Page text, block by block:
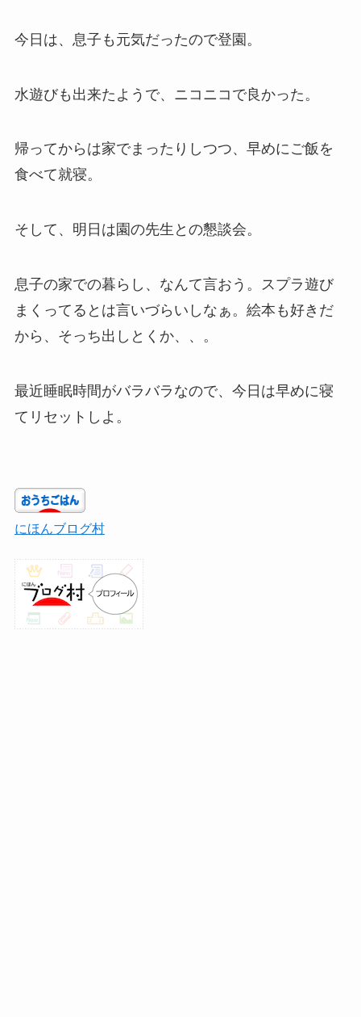
今日は、息子も元気だったので登園。
水遊びも出来たようで、ニコニコで良かった。
帰ってからは家でまったりしつつ、早めにご飯を
食べて就寝。
そして、明日は園の先生との懇談会。
息子の家での暮らし、なんて言おう。スプラ遊び
まくってるとは言いづらいしなぁ。絵本も好きだ
から、そっち出しとくか、、。
最近睡眠時間がバラバラなので、今日は早めに寝
てリセットしよ。
にほんブログ村